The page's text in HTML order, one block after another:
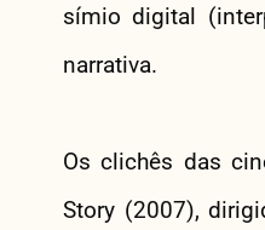
símio digital
narrativa.
Os clichês das
Story (2007),